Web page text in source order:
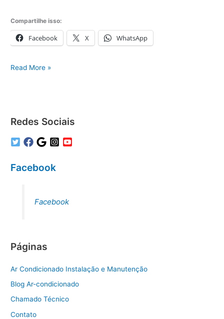
Compartilhe isso:
Facebook X WhatsApp
Samsung
Read More »
Redes Sociais
Facebook
Facebook
Páginas
Ar Condicionado Instalação e Manutenção
Blog Ar-condicionado
Chamado Técnico
Contato